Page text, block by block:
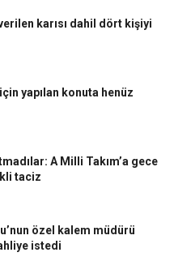
karısı dahil dört kişiyi
yapılan konuta henüz
A Milli Takım’a gece
taciz
özel kalem müdürü
istedi